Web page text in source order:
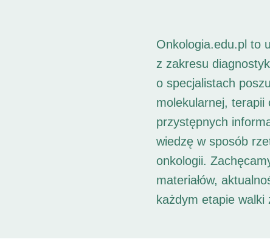
Onkologia.edu.pl to
z zakresu
o specjalistach
molekularnej,
przystępnych
wiedzę w sposób
onkologii.
materiałów,
każdym etapie walki